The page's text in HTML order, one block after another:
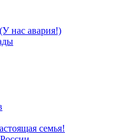
нас авария!)
семья!